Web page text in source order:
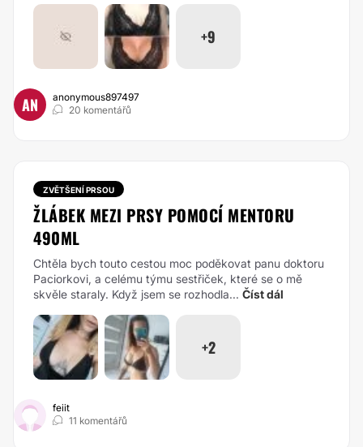
+9
AN
anonymous897497
20 komentářů
ZVĚTŠENÍ PRSOU
ŽLÁBEK MEZI PRSY POMOCÍ MENTORU
490ML
Chtěla bych touto cestou moc poděkovat panu doktoru
Paciorkovi, a celému týmu sestřiček, které se o mě
skvěle staraly. Když jsem se rozhodla... Číst dál
+2
feiit
11 komentářů